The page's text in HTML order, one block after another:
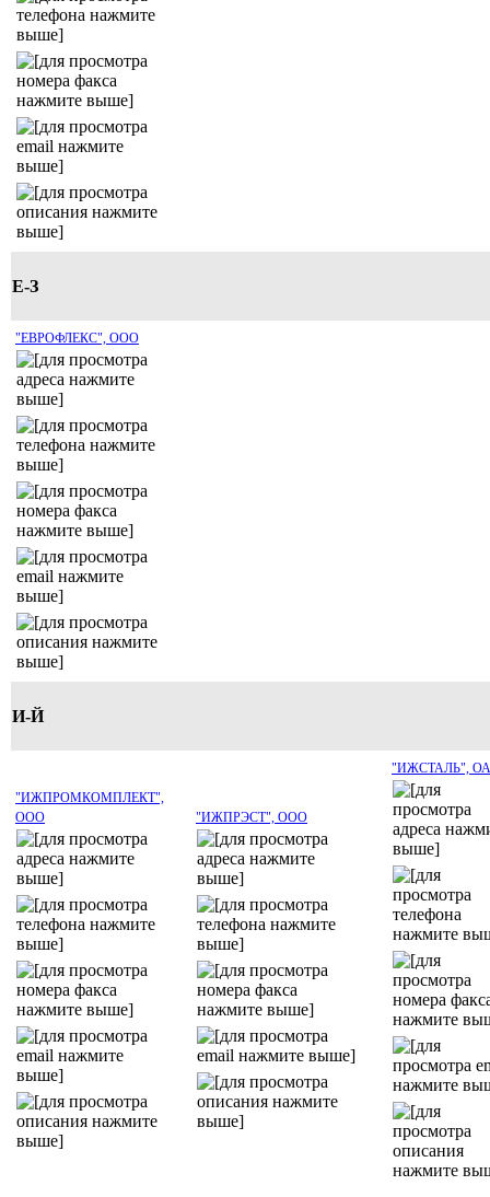
Е-З
"ЕВРОФЛЕКС", ООО
И-Й
"ИЖПРОМКОМПЛЕКТ",
ООО
"ИЖПРЭСТ", ООО
"ИЖСТАЛЬ",